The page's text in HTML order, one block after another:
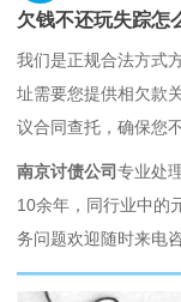
欠钱不还玩失踪怎
我们是正规合法方式
址需要您提供相欠款
议合同查托，确保您
南京讨债公司专业处
10余年，同行业中的
务问题欢迎随时来电